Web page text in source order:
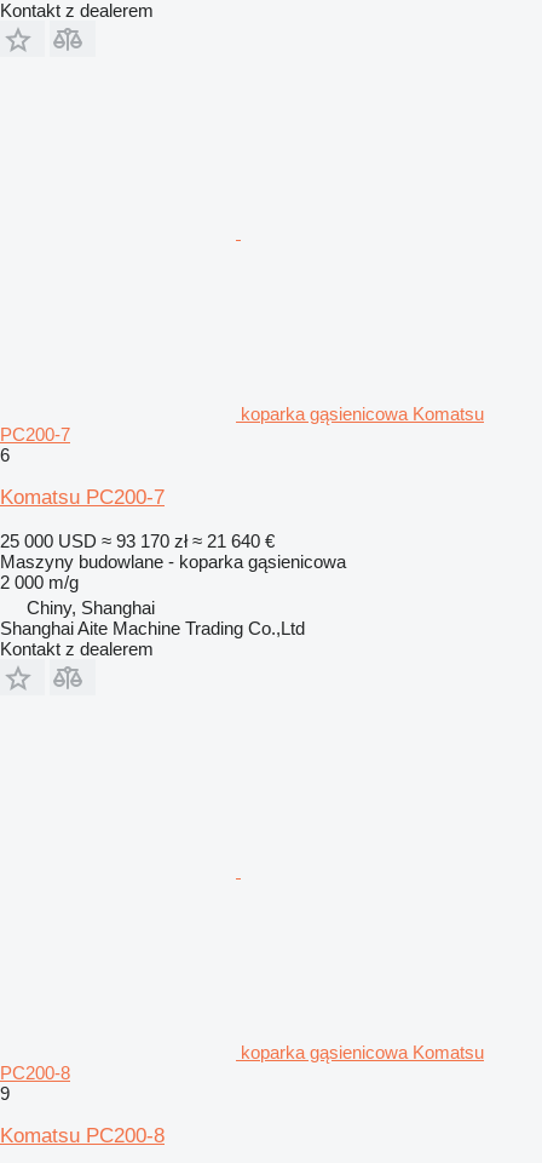
Kontakt z dealerem
koparka gąsienicowa Komatsu
PC200-7
6
Komatsu PC200-7
25 000 USD ≈ 93 170 zł ≈ 21 640 €
Maszyny budowlane - koparka gąsienicowa
2 000 m/g
Chiny, Shanghai
Shanghai Aite Machine Trading Co.,Ltd
Kontakt z dealerem
koparka gąsienicowa Komatsu
PC200-8
9
Komatsu PC200-8